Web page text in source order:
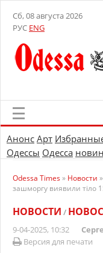
Сб, 08 августа 2026
РУС ENG
Анонс Арт
Одессы Одесса
Odessa Times» Новости »
зашморгу виявили тіло
НОВОСТИ /
9-04-2025, 10:32
Версия для печати